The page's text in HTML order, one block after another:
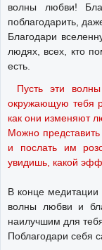
волны любви!
поблагодарить,
Благодари
людях, всех, кто
есть.
Пусть эти
окружающую тебя
как они изменяют
Можно
и послать им
увидишь, какой
В конце
волны любви и
наилучшим для
Поблагодари себя